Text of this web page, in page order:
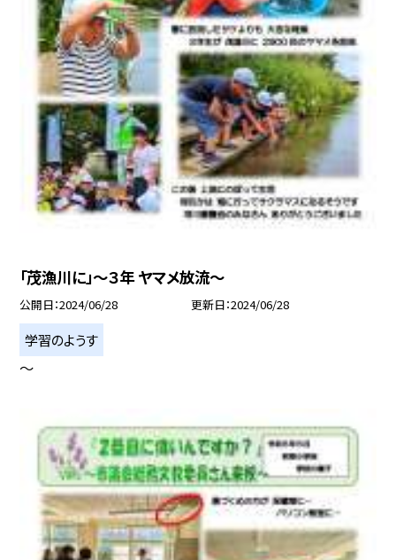
「茂漁川に」〜３年 ヤマメ放流〜
公開日 2024/06/28 更新日 2024/06/28
学習のようす
〜